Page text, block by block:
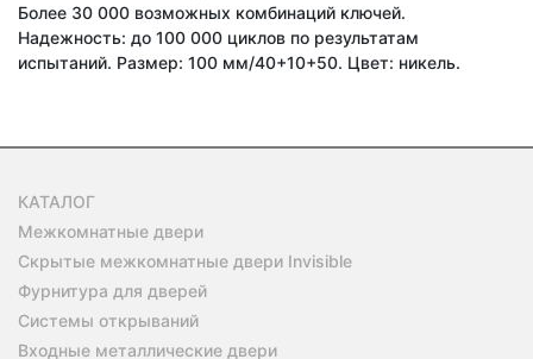
Более 30 000 возможных комбинаций ключей.
Надежность: до 100 000 циклов по результатам
испытаний. Размер: 100 мм/40+10+50. Цвет: никель.
КАТАЛОГ
Межкомнатные двери
Скрытые межкомнатные двери Invisible
Фурнитура для дверей
Системы открываний
Входные металлические двери